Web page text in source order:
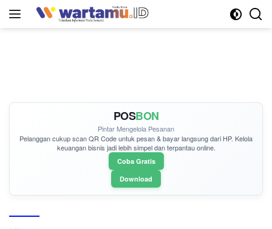
POSBON
Pintar Mengelola Pesanan
Pelanggan cukupscan QR Codeuntuk pesan & bayar langsung dari HP. Kelola
keuangan bisnis jadi lebih simpel dan terpantau online.
Coba Gratis
Download